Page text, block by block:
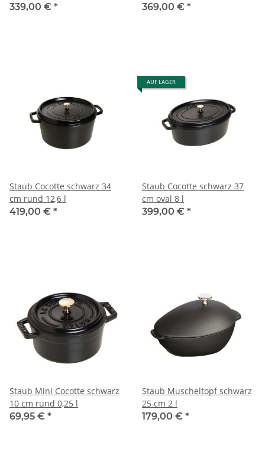
339,00 € *
369,00 € *
Staub Cocotte schwarz 34
cm rund 12,6 l
419,00 € *
AUF LAGER
Staub Cocotte schwarz 37
cm oval 8 l
399,00 € *
Staub Mini Cocotte schwarz
10 cm rund 0,25 l
69,95 € *
Staub Muscheltopf schwarz
25 cm 2 l
179,00 € *